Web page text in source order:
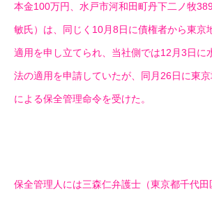
本金100万円、水戸市河和田町丹下二ノ牧
敏氏）は、同じく10月8日に債権者から東京
適用を申し立てられ、当社側では12月3日に
法の適用を申請していたが、同月26日に東
による保全管理命令を受けた。
保全管理人には三森仁弁護士（東京都千代田